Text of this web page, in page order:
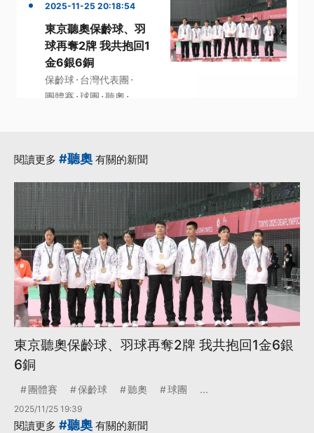
2025-11-25 20:18:54
東京聽奧保齡球、羽
球再奪2牌 我共抱回1
金6銀6銅
保齡球· 台灣代表團 ·
團體賽 ·球團 ·聽奧 ·
閱讀更多 #聽奧 有關的新聞
東京聽奧保齡球、羽球再奪2牌 我共抱回1金6銀
6銅
團體賽 保齡球 聽奧 球團 ...
2025/11/25 19:39
閱讀更多 #聽奧 有關的新聞